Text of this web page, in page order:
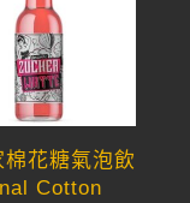
棉花糖氣泡飲
Cotton